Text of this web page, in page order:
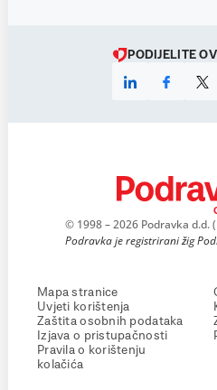
PODIJELITE
© 1998 – 2026 Podravka d.d.
Podravka je registrirani žig
Mapa stranice
Uvjeti korištenja
Zaštita osobnih podataka
Izjava o pristupačnosti
Pravila o korištenju
kolačića